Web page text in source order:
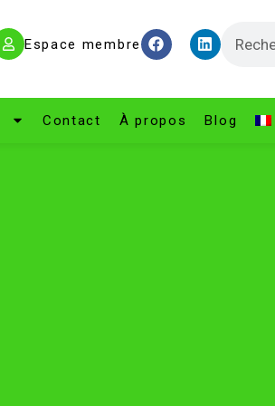
Espace membre
Contact À propos Blog